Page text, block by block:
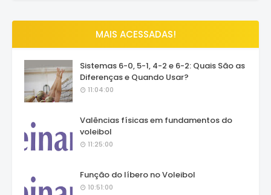
MAIS ACESSADAS!
Sistemas 6-0, 5-1, 4-2 e 6-2: Quais São as
Diferenças e Quando Usar?
11:04:00
Valências físicas em fundamentos do
voleibol
11:25:00
Função do líbero no Voleibol
10:51:00